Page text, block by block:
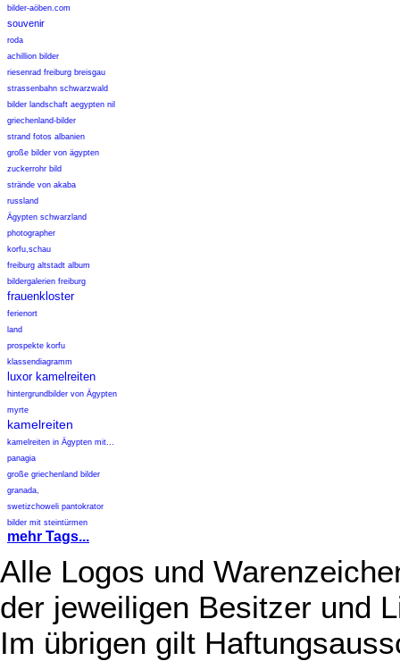
bilder-aöben.com
souvenir
roda
achillion bilder
riesenrad freiburg breisgau
strassenbahn schwarzwald
bilder landschaft aegypten nil
griechenland-bilder
strand fotos albanien
große bilder von ägypten
zuckerrohr bild
strände von akaba
russland
Ägypten schwarzland
photographer
korfu,schau
freiburg altstadt album
bildergalerien freiburg
frauenkloster
ferienort
land
prospekte korfu
klassendiagramm
luxor kamelreiten
hintergrundbilder von Ägypten
myrte
kamelreiten
kamelreiten in Ägypten mit...
panagia
große griechenland bilder
granada,
swetizchoweli pantokrator
bilder mit steintürmen
mehr Tags...
Alle Logos und
der jeweiligen Besitzer und
Im übrigen gilt